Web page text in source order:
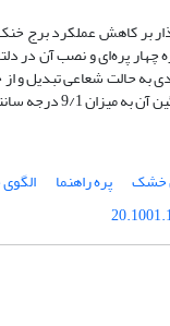
بر کاهش عملکرد برج
چهار پره‌ای و نصب آن در
کاهش یافته است.
خشک پره راهنما